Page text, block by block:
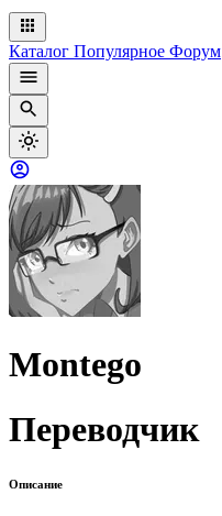
Каталог Популярное Форум
Montego
Переводчик
Описание